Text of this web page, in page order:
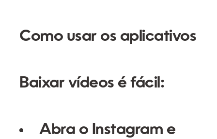
Como usar os aplicativos
Baixar vídeos é fácil:
Abra o Instagram e